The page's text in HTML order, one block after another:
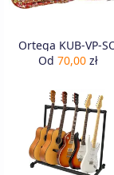
Ortega KUB-VP-
Od 70,00zł